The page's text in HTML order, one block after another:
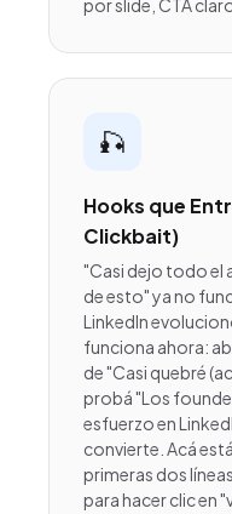
por slide, CTA claro
🎣
Hooks que
Clickbait)
"Casi dejo todo el
de esto" ya no
LinkedIn
funciona ahora:
de "Casi quebré
probá "Los
esfuerzo en
convierte. Acá
primeras dos
para hacer clic en